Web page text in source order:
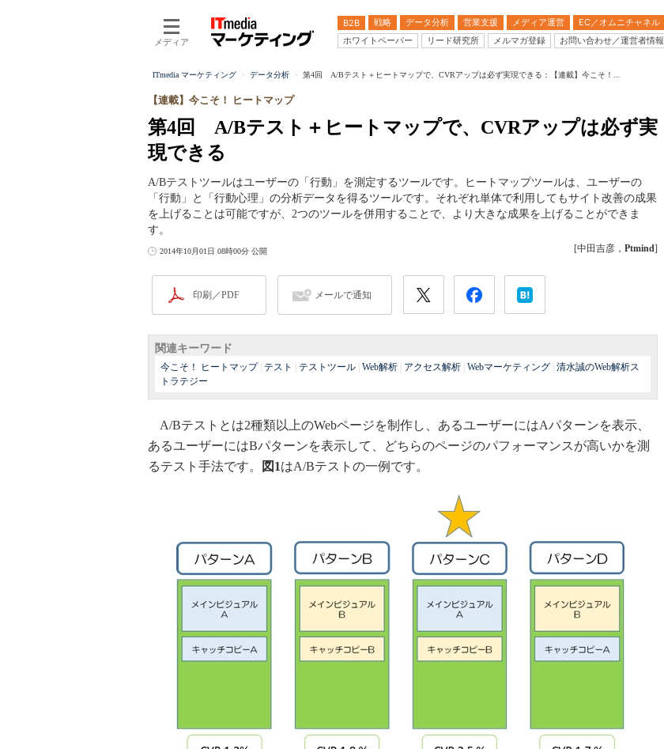
メディア
B2B 戦略 データ分析 営業支援 メディア運営 EC／オムニチャネル
ホワイトペーパー
リード研究所 メルマガ登録 お問い合わせ／運営者情報
ITmedia マーケティング データ分析 第4回 A/Bテスト＋ヒートマップで、CVRアップは必ず実現できる：【連載】今こそ！...
第4回 A/Bテスト＋ヒートマップで、CVRアップは必ず実
現できる
【連載】今こそ！ ヒートマップ
A/Bテストツールはユーザーの「行動」を測定するツールです。ヒートマップツールは、ユーザーの
「行動」と「行動心理」の分析データを得るツールです。それぞれ単体で利用してもサイト改善の成果
を上げることは可能ですが、2つのツールを併用することで、より大きな成果を上げることができま
す。
2014年10月01日 08時00分 公開 [中田吉彦， Ptmind]
印刷／PDF メールで通知
関連キーワード
今こそ！ ヒートマップ| テスト テストツール Web解析 アクセス解析 Webマーケティング 清水誠のWeb解析ス
トラテジー
A/Bテストとは2種類以上のWebページを制作し、あるユーザーにはAパターンを表示、
あるユーザーにはBパターンを表示して、どちらのページのパフォーマンスが高いかを測
るテスト手法です。
図1はA/Bテストの一例です。